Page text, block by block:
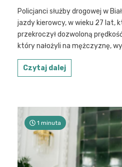
Policjanci służby drogowej w
jazdy kierowcy, w wieku 27 lat,
przekroczył dozwoloną
który nałożyli na mężczyznę,
Czytaj dalej
1 minuta